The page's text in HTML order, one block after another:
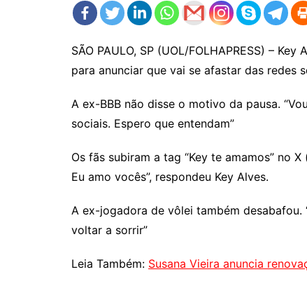
SÃO PAULO, SP (UOL/FOLHAPRESS) –
para anunciar que vai se afastar das redes
A ex-BBB não disse o motivo da pausa.
sociais. Espero que entendam”
Os fãs subiram a tag “Key te amamos” no
Eu amo vocês”, respondeu Key Alves.
A ex-jogadora de vôlei também desabafou.
voltar a sorrir”
Leia Também: Susana Vieira anuncia